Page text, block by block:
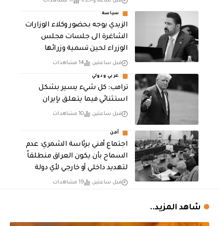
سياسة
الزيدي يوجه بحضور وكلاء الوزارات
الشاغرة الى جلسات مجلس
الوزراء لحين تسمية وزرائها
قبل ساعتين 14 مشاهدات
عربي ودولي
ترامب: كل شيء يسير بشكل
استثنائي فيما يتعلق بإيران
قبل ساعتين 10 مشاهدات
أمن
اجتماع أمني برئاسة الشمري: عدم
السماح بأن يكون العراق منطلقاً
لتهديد داخلي أو خارجي لأي دولة
قبل ساعتين 19 مشاهدات
شاهد المزيد..